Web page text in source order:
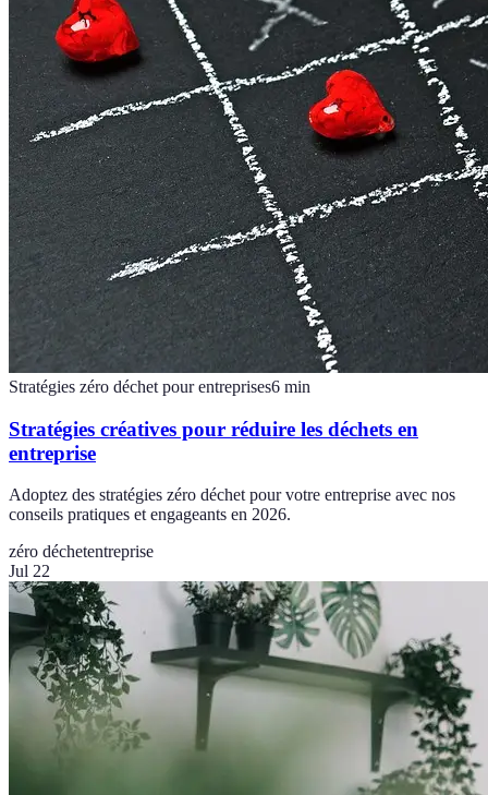
Stratégies zéro déchet pour entreprises6 min
Stratégies créatives pour réduire les déchets en
entreprise
Adoptez des stratégies zéro déchet pour votre entreprise avec nos
conseils pratiques et engageants en 2026.
zéro déchetentreprise
Jul 22